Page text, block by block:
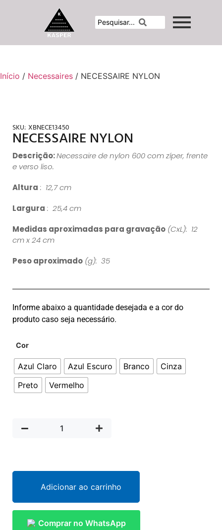
Início / Necessaires / NECESSAIRE NYLON
SKU: XBNECE13450
NECESSAIRE NYLON
Descrição:Necessaire de nylon 600 com zíper, frente
e verso liso.
Altura : 12,7 cm
Largura : 25,4 cm
Medidas aproximadas para gravação (CxL): 12
cm x 24 cm
Peso aproximado (g): 35
Informe abaixo a quantidade desejada e a cor do
produto caso seja necessário.
Cor
Azul Claro Azul Escuro Branco
Cinza
Preto
Vermelho
Adicionar ao carrinho
Comprar no WhatsApp